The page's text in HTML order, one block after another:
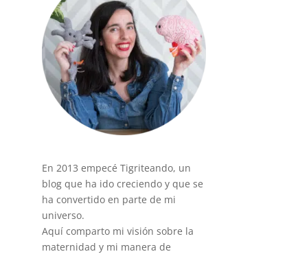
En 2013 empecé Tigriteando, un
blog que ha ido creciendo y que se
ha convertido en parte de mi
universo.
Aquí comparto mi visión sobre la
maternidad y mi manera de